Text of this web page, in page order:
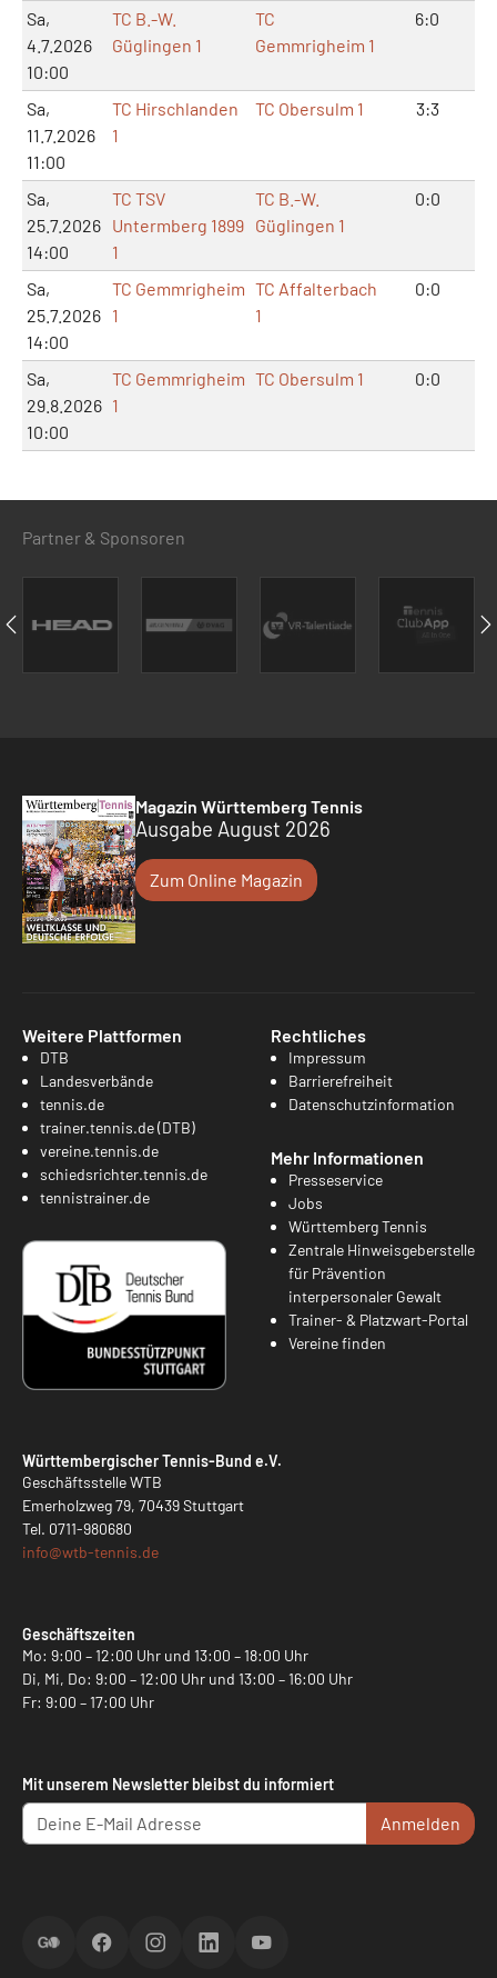
Sa,
4.7.2026
10:00
TC B.-W.
Güglingen 1
TC
Gemmrigheim 1
6:0
Sa,
11.7.2026
11:00
TC Hirschlanden
1
TC Obersulm 1 3:3
Sa,
25.7.2026
14:00
TC TSV
Untermberg 1899
1
TC B.-W.
Güglingen 1
0:0
Sa,
25.7.2026
14:00
TC Gemmrigheim
1
TC Affalterbach
1
0:0
Sa,
29.8.2026
10:00
TC Gemmrigheim
1
TC Obersulm 1 0:0
Partner & Sponsoren
Magazin Württemberg Tennis
Ausgabe August 2026
Zum Online Magazin
Weitere Plattformen
DTB
Landesverbände
tennis.de
trainer.tennis.de (DTB)
vereine.tennis.de
schiedsrichter.tennis.de
tennistrainer.de
Rechtliches
Impressum
Barrierefreiheit
Datenschutzinformation
Mehr Informationen
Presseservice
Jobs
Württemberg Tennis
Zentrale Hinweisgeberstelle
für Prävention
interpersonaler Gewalt
Trainer- & Platzwart-Portal
Vereine finden
Württembergischer Tennis-Bund e.V.
Geschäftsstelle WTB
Emerholzweg 79, 70439 Stuttgart
Tel. 0711-980680
info@wtb-tennis.de
Geschäftszeiten
Mo: 9:00 – 12:00 Uhr und 13:00 – 18:00 Uhr
Di, Mi, Do: 9:00 – 12:00 Uhr und 13:00 – 16:00 Uhr
Fr: 9:00 – 17:00 Uhr
Mit unserem Newsletter bleibst du informiert
Anmelden
ScoreGOFacebookInstagramLinkedInYouTube